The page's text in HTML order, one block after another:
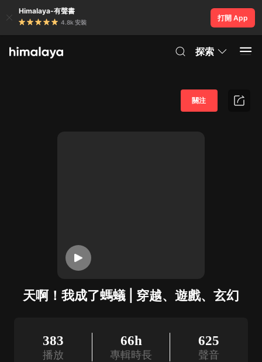
Himalaya-有聲書
4.8k 安裝
打開 App
探索
天啊！我成了螞蟻 | 穿越、遊戲、玄幻
關注
383
播放
66h
專輯時長
625
聲音